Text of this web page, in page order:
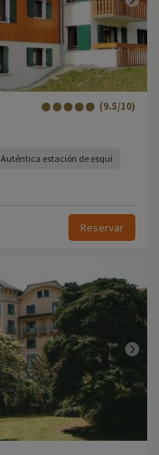
(9.5/10)
Auténtica estación de esquí
Reservar